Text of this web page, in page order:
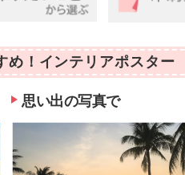
め！インテリアポスター
思い出の写真で